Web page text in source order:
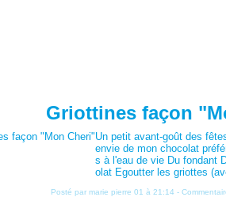
Griottines façon
Un petit avant-goût des
envie de mon chocolat
s à l'eau de vie Du fondant
olat Egoutter les griottes
Posté par marie pierre 01 à 21:14 -